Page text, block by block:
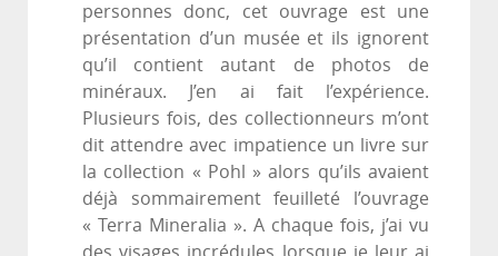
personnes donc, cet ouvrage est une
présentation d’un musée et ils ignorent
qu’il contient autant de photos de
minéraux. J’en ai fait l’expérience.
Plusieurs fois, des collectionneurs m’ont
dit attendre avec impatience un livre sur
la collection « Pohl » alors qu’ils avaient
déjà sommairement feuilleté l’ouvrage
« Terra Mineralia ». A chaque fois, j’ai vu